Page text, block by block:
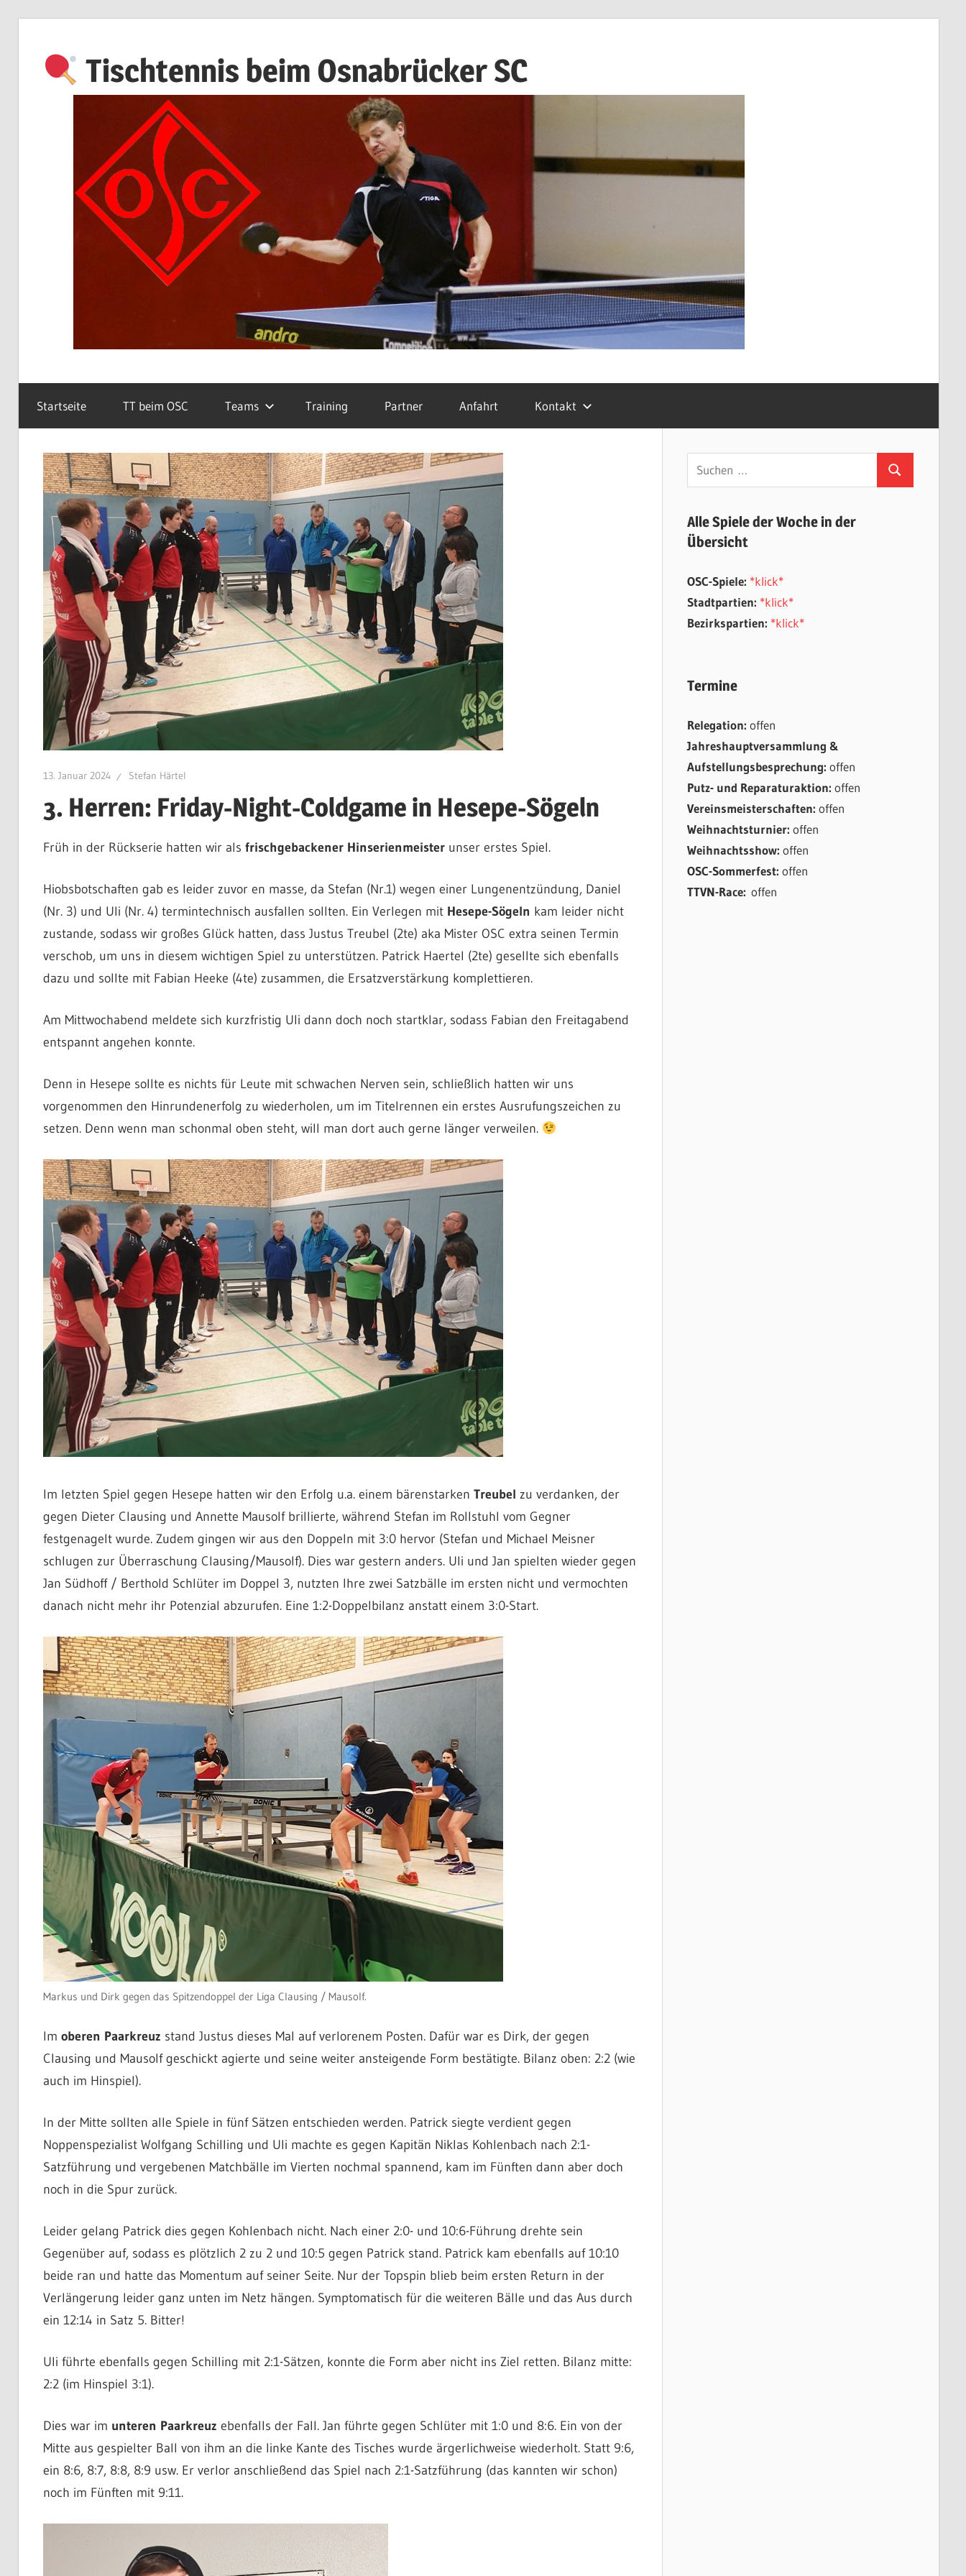
springen
Tischtennis beim Osnabrücker SC
Startseite TT beim OSC Teams Training Partner Anfahrt Kontakt
13. Januar 2024 Stefan Härtel
3. Herren: Friday-Night-Coldgame in Hesepe-Sögeln
Früh in der Rückserie hatten wir als frischgebackener Hinserienmeisterunser erstes Spiel.
Hiobsbotschaften gab es leider zuvor en masse, da Stefan (Nr.1) wegen einer Lungenentzündung, Daniel
(Nr. 3) und Uli (Nr. 4) termintechnisch ausfallen sollten. Ein Verlegen mit Hesepe-Sögeln kam leider nicht
zustande, sodass wir großes Glück hatten, dass Justus Treubel (2te) aka Mister OSC extra seinen Termin
verschob, um uns in diesem wichtigen Spiel zu unterstützen. Patrick Haertel (2te) gesellte sich ebenfalls
dazu und sollte mit Fabian Heeke (4te) zusammen, die Ersatzverstärkung komplettieren.
Am Mittwochabend meldete sich kurzfristig Uli dann doch noch startklar, sodass Fabian den Freitagabend
entspannt angehen konnte.
Denn in Hesepe sollte es nichts für Leute mit schwachen Nerven sein, schließlich hatten wir uns
vorgenommen den Hinrundenerfolg zu wiederholen, um im Titelrennen ein erstes Ausrufungszeichen zu
setzen. Denn wenn man schonmal oben steht, will man dort auch gerne länger verweilen.
Im letzten Spiel gegen Hesepe hatten wir den Erfolg u.a. einem bärenstarken Treubel zu verdanken, der
gegen Dieter Clausing und Annette Mausolf brillierte, während Stefan im Rollstuhl vom Gegner
festgenagelt wurde. Zudem gingen wir aus den Doppeln mit 3:0 hervor (Stefan und Michael Meisner
schlugen zur Überraschung Clausing/Mausolf). Dies war gestern anders. Uli und Jan spielten wieder gegen
Jan Südhoff / Berthold Schlüter im Doppel 3, nutzten Ihre zwei Satzbälle im ersten nicht und vermochten
danach nicht mehr ihr Potenzial abzurufen. Eine 1:2-Doppelbilanz anstatt einem 3:0-Start.
Markus und Dirk gegen das Spitzendoppel der Liga Clausing / Mausolf.
Im oberen Paarkreuz stand Justus dieses Mal auf verlorenem Posten. Dafür war es Dirk, der gegen
Clausing und Mausolf geschickt agierte und seine weiter ansteigende Form bestätigte. Bilanz oben: 2:2 (wie
auch im Hinspiel).
In der Mitte sollten alle Spiele in fünf Sätzen entschieden werden. Patrick siegte verdient gegen
Noppenspezialist Wolfgang Schilling und Uli machte es gegen Kapitän Niklas Kohlenbach nach 2:1-
Satzführung und vergebenen Matchbälle im Vierten nochmal spannend, kam im Fünften dann aber doch
noch in die Spur zurück.
Leider gelang Patrick dies gegen Kohlenbach nicht. Nach einer 2:0- und 10:6-Führung drehte sein
Gegenüber auf, sodass es plötzlich 2 zu 2 und 10:5 gegen Patrick stand. Patrick kam ebenfalls auf 10:10
beide ran und hatte das Momentum auf seiner Seite. Nur der Topspin blieb beim ersten Return in der
Verlängerung leider ganz unten im Netz hängen. Symptomatisch für die weiteren Bälle und das Aus durch
ein 12:14 in Satz 5. Bitter!
Uli führte ebenfalls gegen Schilling mit 2:1-Sätzen, konnte die Form aber nicht ins Ziel retten. Bilanz mitte:
2:2 (im Hinspiel 3:1).
Dies war im unteren Paarkreuz ebenfalls der Fall. Jan führte gegen Schlüter mit 1:0 und 8:6. Ein von der
Mitte aus gespielter Ball von ihm an die linke Kante des Tisches wurde ärgerlichweise wiederholt. Statt 9:6,
ein 8:6, 8:7, 8:8, 8:9 usw. Er verlor anschließend das Spiel nach 2:1-Satzführung (das kannten wir schon)
noch im Fünften mit 9:11.
Suchen
nach:
Suchen
Alle Spiele der Woche in der
Übersicht
OSC-Spiele: *klick*
Stadtpartien: *klick*
Bezirkspartien: *klick*
Termine
Relegation: offen
Jahreshauptversammlung &
Aufstellungsbesprechung: offen
Putz- und Reparaturaktion: offen
Vereinsmeisterschaften: offen
Weihnachtsturnier: offen
Weihnachtsshow: offen
OSC-Sommerfest: offen
TTVN-Race: offen